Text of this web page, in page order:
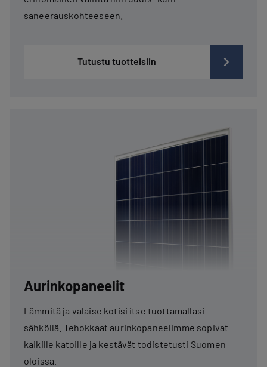
saneerauskohteeseen.
Tutustu tuotteisiin
Aurinkopaneelit
Lämmitä ja valaise kotisi itse tuottamallasi
sähköllä. Tehokkaat aurinkopaneelimme sopivat
kaikille katoille ja kestävät todistetusti Suomen
oloissa.